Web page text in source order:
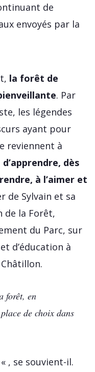
de
envoyés par la
la forêt de
. Par
les légendes
ayant pour
reviennent à
dès
à l’aimer et
de Sylvain et sa
de la Forêt,
du Parc, sur
d’éducation à
forêt, en
de choix dans
« , se souvient-il.